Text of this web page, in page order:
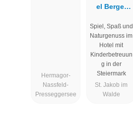
Hermagor-
Nassfeld-
Presseggersee
el Berger
Spiel, Spaß und
Naturgenuss im
Hotel mit
Kinderbetreuun
g in der
Steiermark
St. Jakob im
Walde